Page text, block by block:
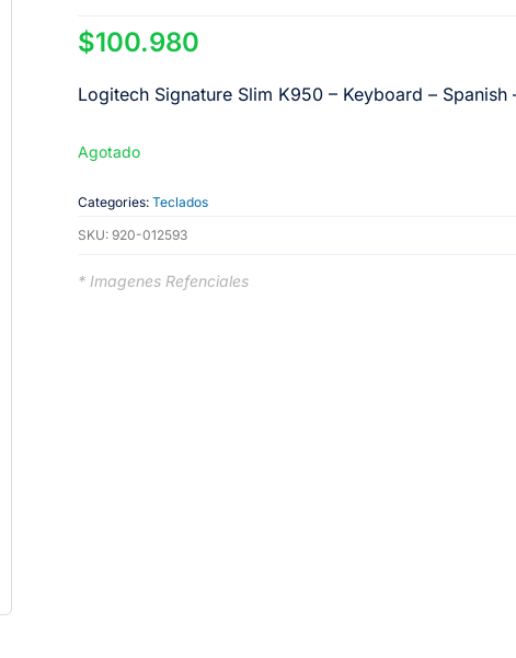
$100.980
Logitech Signature Slim K950 – Keyboard – Spanish
Agotado
Categories: Teclados
SKU: 920-012593
* Imagenes Refenciales